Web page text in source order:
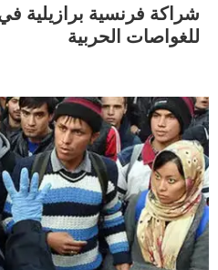
شراكة فرنسية برازيلية في
للغواصات الحربية